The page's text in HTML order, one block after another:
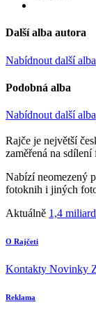
Další alba autora
Nabídnout další alba
Podobná alba
Nabídnout další alba
Rajče je největší
zaměřená na
Nabízí neomezený
fotoknih i jiných
Aktuálně 1,4
O Rajčeti
Kontakty Novinky
Reklama